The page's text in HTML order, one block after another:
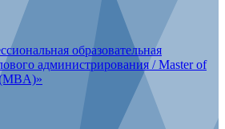
образовательная
администрирования / Master of